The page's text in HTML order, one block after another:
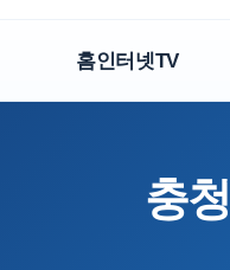
홈인터넷TV
충